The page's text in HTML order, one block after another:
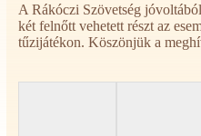
A Rákóczi Szövetség
két felnőtt vehetett részt az
tűzijátékon. Köszönjük a